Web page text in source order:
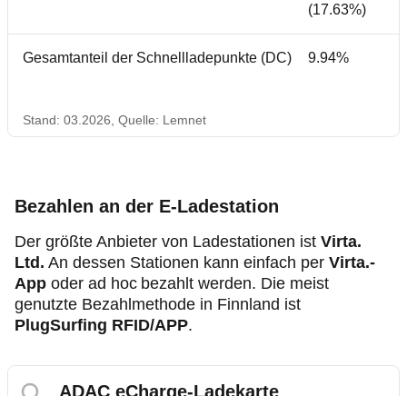
(17.63%)
Gesamtanteil der Schnellladepunkte (DC) 9.94%
Stand: 03.2026, Quelle: Lemnet
Bezahlen an der E-Ladestation
Der größte Anbieter von Ladestationen ist Virta.
Ltd. An dessen Stationen kann einfach per Virta.-
App oder ad hoc bezahlt werden. Die meist
genutzte Bezahlmethode in Finnland ist
PlugSurfing RFID/APP.
ADAC eCharge-Ladekarte